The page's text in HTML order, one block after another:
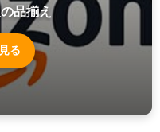
品揃え
る